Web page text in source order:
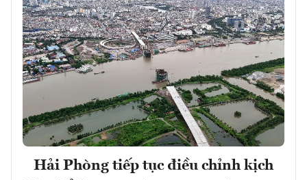
Hải Phòng tiếp tục điều chỉnh kịch